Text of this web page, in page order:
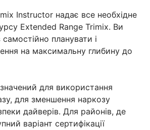
Instructor надає все необхідне
Extended Range Trimix. Ви
планувати і
на максимальну глибину до
для використання
для зменшення наркозу
дайверів. Для районів, де
варіант сертифікації